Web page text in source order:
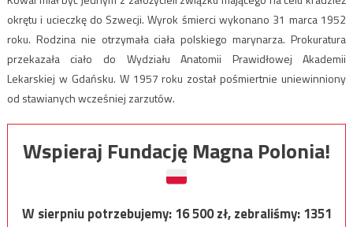
okrętu i ucieczkę do Szwecji. Wyrok śmierci wykonano 31 marca 1952
roku. Rodzina nie otrzymała ciała polskiego marynarza. Prokuratura
przekazała ciało do Wydziału Anatomii Prawidłowej Akademii
Lekarskiej w Gdańsku. W 1957 roku został pośmiertnie uniewinniony
od stawianych wcześniej zarzutów.
Wspieraj Fundację Magna Polonia!
W sierpniu potrzebujemy:16 500zł, zebraliśmy:1351